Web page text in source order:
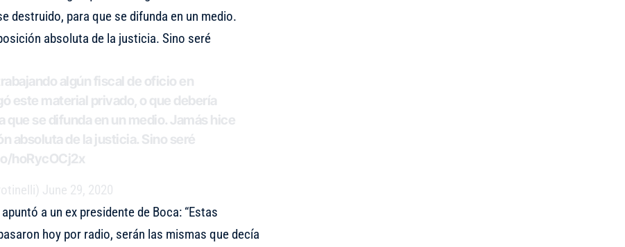
destruido, para que se difunda en un medio.
absoluta de la justicia. Sino seré
algún fiscal de oficio en
este material privado, o que debería
que se difunda en un medio. Jamás hice
absoluta de la justicia. Sino seré
hoRycOCj2x
June 29, 2020
a un ex presidente de Boca: “Estas
hoy por radio, serán las mismas que decía